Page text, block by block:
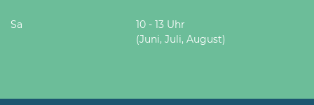
Sa
10 - 13 Uhr
(Juni, Juli, August)